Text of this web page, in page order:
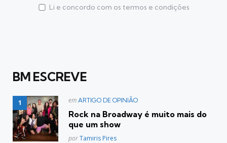
Li e concordo com os termos e condições
BM ESCREVE
Postado
em ARTIGO DE OPINIÃO
Rock na Broadway é muito mais do
que um show
Posted
porTamiris Pires